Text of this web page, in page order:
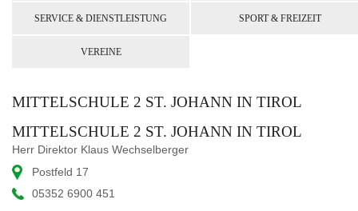
SERVICE & DIENSTLEISTUNG SPORT & FREIZEIT
VEREINE
MITTELSCHULE 2 ST. JOHANN IN TIROL
MITTELSCHULE 2 ST. JOHANN IN TIROL
Herr Direktor Klaus Wechselberger
Postfeld 17
05352 6900 451